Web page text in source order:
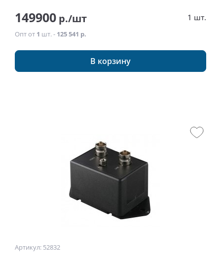
149900 р./шт 1 шт.
Опт от 1 шт. - 125 541 р.
В корзину
Артикул: 52832